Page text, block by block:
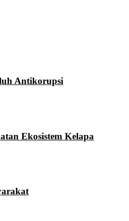
Antikorupsi
Ekosistem Kelapa